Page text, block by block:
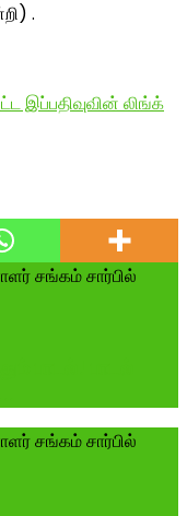
.
இப்பதிவுவின் லிங்க்